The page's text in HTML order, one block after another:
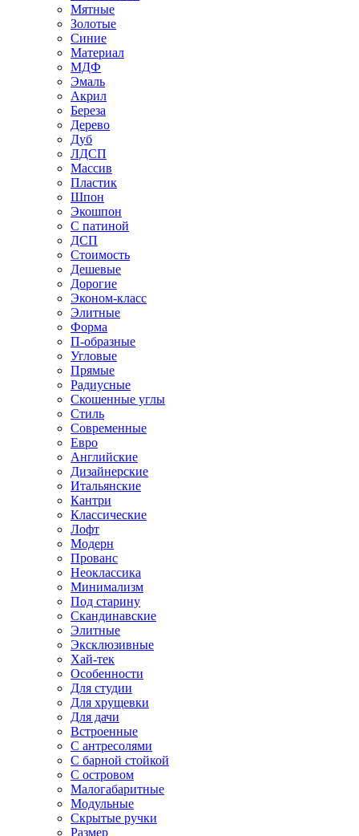
Мятные
Золотые
Синие
Материал
МДФ
Эмаль
Акрил
Береза
Дерево
Дуб
ЛДСП
Массив
Пластик
Шпон
Экошпон
С патиной
ДСП
Стоимость
Дешевые
Дорогие
Эконом-класс
Элитные
Форма
П-образные
Угловые
Прямые
Радиусные
Скошенные углы
Стиль
Современные
Евро
Английские
Дизайнерские
Итальянские
Кантри
Классические
Лофт
Модерн
Прованс
Неоклассика
Минимализм
Под старину
Скандинавские
Элитные
Эксклюзивные
Хай-тек
Особенности
Для студии
Для хрущевки
Для дачи
Встроенные
С антресолями
С барной стойкой
С островом
Малогабаритные
Модульные
Скрытые ручки
Размер